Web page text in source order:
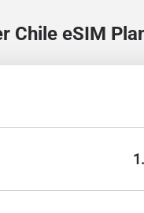
Chile eSIM